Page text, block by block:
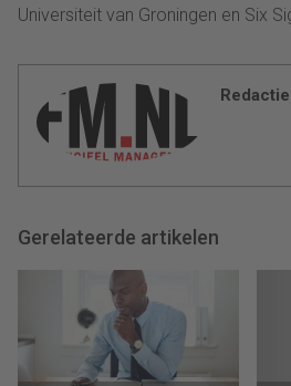
Universiteit van Groningen en Six
Gerelateerde artikelen